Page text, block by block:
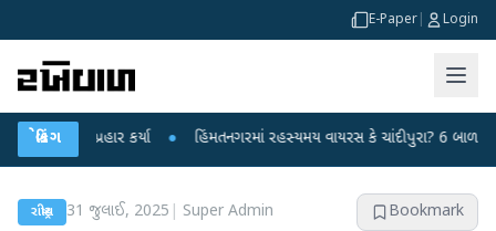
E-Paper Login
બ્રેકિંગ
પ્રહાર કર્યા ● હિંમતનગરમાં રહસ્યમય વાયરસ કે ચાંદીપુરા? 6 બાળકોના મોતથી
રાષ્ટ્રીય 31 જુલાઈ, 2025 Super Admin Bookmark